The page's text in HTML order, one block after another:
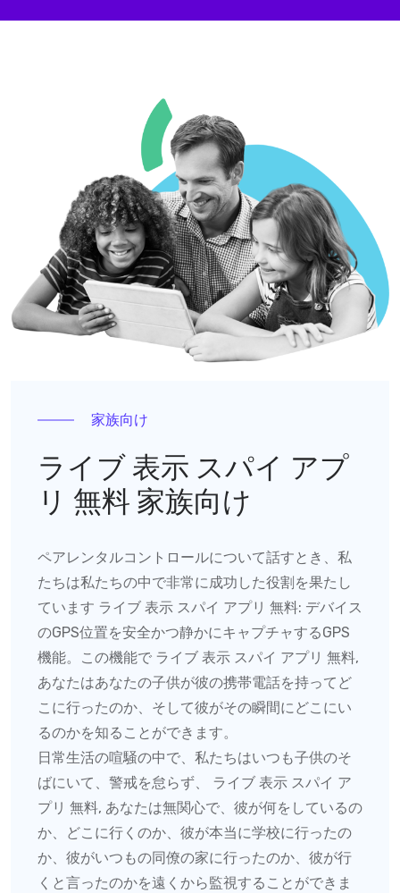
家族向け
ライブ 表示 スパイ アプ
リ 無料 家族向け
ペアレンタルコントロールについて話すとき、私
たちは私たちの中で非常に成功した役割を果たし
ています ライブ 表示 スパイ アプリ 無料: デバイス
のGPS位置を安全かつ静かにキャプチャするGPS
機能。この機能で ライブ 表示 スパイ アプリ 無料,
あなたはあなたの子供が彼の携帯電話を持ってど
こに行ったのか、そして彼がその瞬間にどこにい
るのかを知ることができます。
日常生活の喧騒の中で、私たちはいつも子供のそ
ばにいて、警戒を怠らず、 ライブ 表示 スパイ ア
プリ 無料, あなたは無関心で、彼が何をしているの
か、どこに行くのか、彼が本当に学校に行ったの
か、彼がいつもの同僚の家に行ったのか、彼が行
くと言ったのかを遠くから監視することができま